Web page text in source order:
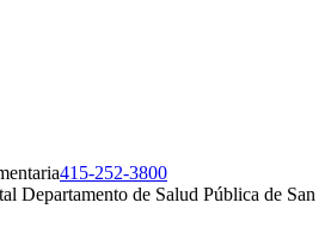
415-252-3800
Departamento de Salud Pública de San